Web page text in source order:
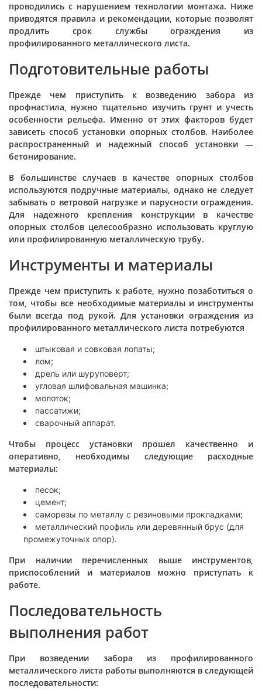
проводились с нарушением технологии монтажа. Ниже
приводятся правила и рекомендации, которые позволят
продлить срок службы ограждения из
профилированного металлического листа.
Подготовительные работы
Прежде чем приступить к возведению забора из
профнастила, нужно тщательно изучить грунт и учесть
особенности рельефа. Именно от этих факторов будет
зависеть способ установки опорных столбов. Наиболее
распространенный и надежный способ установки —
бетонирование.
В большинстве случаев в качестве опорных столбов
используются подручные материалы, однако не следует
забывать о ветровой нагрузке и парусности ограждения.
Для надежного крепления конструкции в качестве
опорных столбов целесообразно использовать круглую
или профилированную металлическую трубу.
Инструменты и материалы
Прежде чем приступить к работе, нужно позаботиться о
том, чтобы все необходимые материалы и инструменты
были всегда под рукой. Для установки ограждения из
профилированного металлического листа потребуются
штыковая и совковая лопаты;
лом;
дрель или шуруповерт;
угловая шлифовальная машинка;
молоток;
пассатижи;
сварочный аппарат.
Чтобы процесс установки прошел качественно и
оперативно, необходимы следующие расходные
материалы:
песок;
цемент;
саморезы по металлу с резиновыми прокладками;
металлический профиль или деревянный брус (для
промежуточных опор).
При наличии перечисленных выше инструментов,
приспособлений и материалов можно приступать к
работе.
Последовательность
выполнения работ
При возведении забора из профилированного
металлического листа работы выполняются в следующей
последовательности: